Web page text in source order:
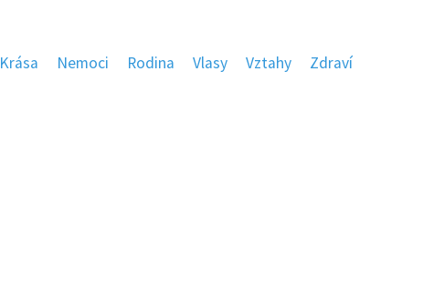
Krása Nemoci Rodina Vlasy Vztahy Zdraví